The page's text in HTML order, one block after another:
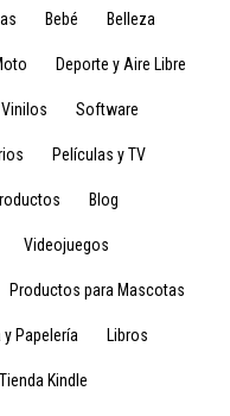
Bebé Belleza
Deporte y Aire Libre
Software
Películas y TV
Blog
Videojuegos
Productos para Mascotas
y Papelería Libros
Tienda Kindle